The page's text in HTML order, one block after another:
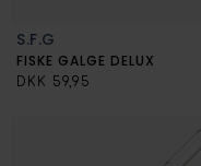
S.F.G
FISKE GALGE DELUX
DKK 59,95